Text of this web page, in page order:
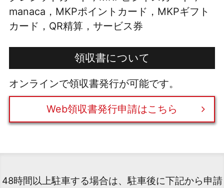
manaca，MKPポイントカード，MKPギフト
カード，QR精算，サービス券
領収書について
オンラインで領収書発行が可能です。
Web領収書発行申請はこちら
48時間以上駐車する場合は、駐車後に下記から申請